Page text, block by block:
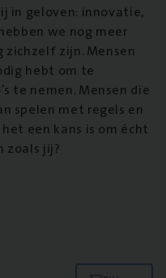
in geloven: innovatie,
we nog meer
zijn. Mensen
hebt om te
te nemen. Mensen die
spelen met regels en
een kans is om écht
zoals jij?